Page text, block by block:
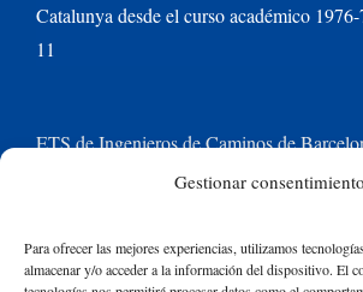
Gestionar consentimiento
Para ofrecer las mejores experiencias, utilizamos
almacenar y/o acceder a la información del dispositivo. El
Catalunya desde el curso académico
11
ETS de Ingenieros de Caminos de
Universitat Politècnica de Catalunya